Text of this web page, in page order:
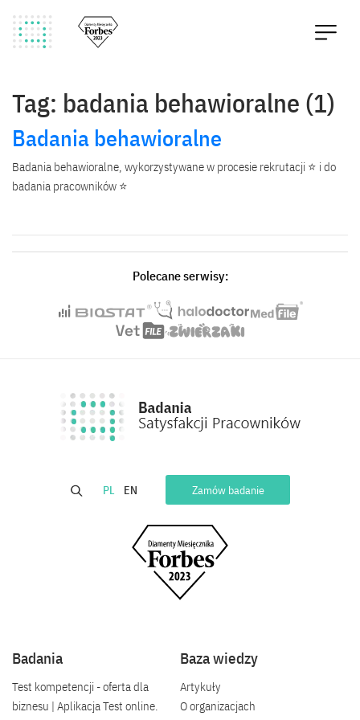
Tag: badania behawioralne (1)
Badania behawioralne
Badania behawioralne, wykorzystywane w procesie rekrutacji ⭐ i do
badania pracowników ⭐
Polecane serwisy:
PL EN Zamów badanie
Badania
Test kompetencji - oferta dla
biznesu | Aplikacja Test online.
Baza wiedzy
Artykuły
O organizacjach